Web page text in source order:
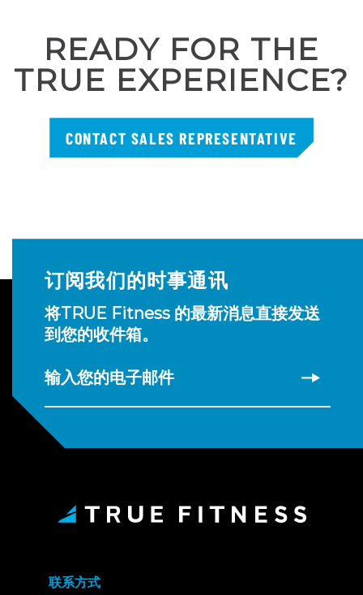
READY FOR THE
TRUE EXPERIENCE?
CONTACT SALES REPRESENTATIVE
订阅我们的时事通讯
将TRUE Fitness 的最新消息直接发送
到您的收件箱。
输入您的电子邮件
联系方式